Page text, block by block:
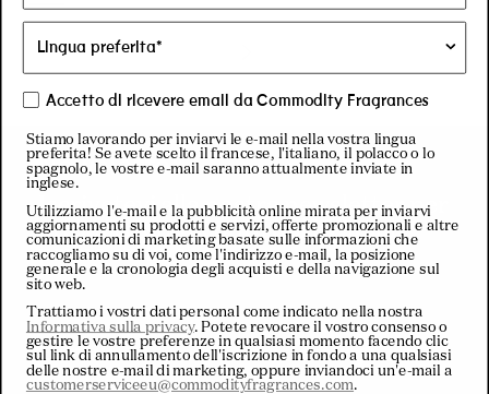
Newsletter
Iscrivetevi alla nostra newsletter per
ottenere uno sconto del 10% sul
primo ordine.
E-mail
Accetto di ricevere email da Commodity Fragrances
Stiamo lavorando per inviarvi le e-mail nella vostra lingua
preferita! Se avete scelto il francese, l'italiano, il polacco o lo
spagnolo, le vostre e-mail saranno attualmente inviate in
inglese.
Utilizziamo l'e-mail e la pubblicità online mirata per inviarvi
aggiornamenti su prodotti e servizi, offerte promozionali e altre
comunicazioni di marketing basate sulle informazioni che
raccogliamo su di voi, come l'indirizzo e-mail, la posizione
generale e la cronologia degli acquisti e della navigazione sul
sito web.
Trattiamo i vostri dati personal come indicato nella nostra
Informativa sulla privacy. Potete revocare il vostro consenso o
gestire le vostre preferenze in qualsiasi momento facendo clic
sul link di annullamento dell'iscrizione in fondo a una qualsiasi
delle nostre e-mail di marketing, oppure inviandoci un'e-mail a
customerserviceeu@commodityfragrances.com.